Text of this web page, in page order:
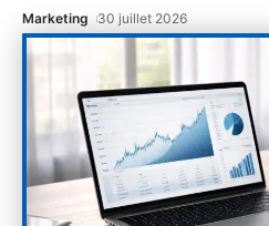
Marketing 30 juillet 2026